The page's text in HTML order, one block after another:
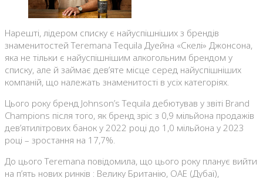
Нарешті, лідером списку є найуспішніших з брендів
знаменитостей Teremana Tequila Дуейна «Скелі» Джонсона,
яка не тільки є найуспішнішим алкогольним брендом у
списку, але й займає дев’яте місце серед найуспішніших
компаній, що належать знаменитості в усіх категоріях.
Цього року бренд Johnson’s Tequila дебютував у звіті Brand
Champions після того, як бренд зріс з 0,9 мільйона продажів
дев’ятилітрових банок у 2022 році до 1,0 мільйона у 2023
році – зростання на 17,7%.
До цього Teremana повідомила, що цього року планує вийти
на п’ять нових ринків : Велику Британію, ОАЕ (Дубаї),